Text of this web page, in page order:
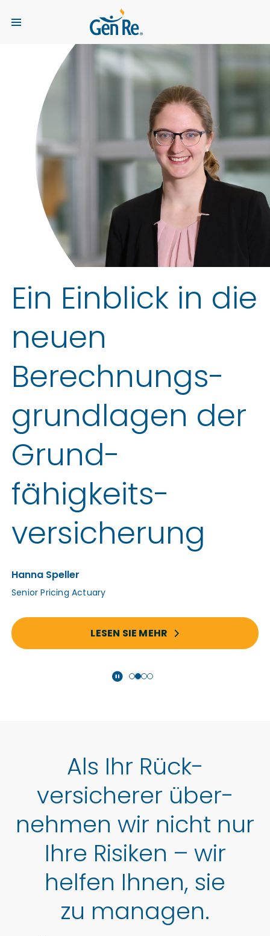
Ein Einblick in die
neuen
Berechnungs­
grundlagen der
Grund­
fähigkeits­
versicherung
Hanna Speller
Senior Pricing Actuary
LESEN SIE MEHR
Als Ihr Rück­
versicherer über­
nehmen wir nicht nur
Ihre Risiken – wir
helfen Ihnen, sie
zu managen.